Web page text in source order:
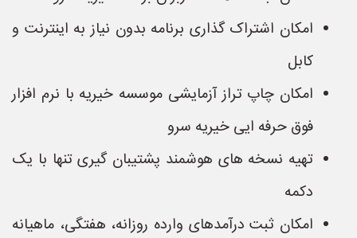
امکان اشتراک گذاری برنامه بدون نیاز به اینترنت و
کابل
امکان چاپ تراز آزمایشی موسسه خیریه با نرم افزار
فوق حرفه ایی خیریه سرو
تهیه نسخه های هوشمند پشتیبان گیری تنها با یک
دکمه
امکان ثبت درآمدهای وارده روزانه، هفتگی، ماهیانه